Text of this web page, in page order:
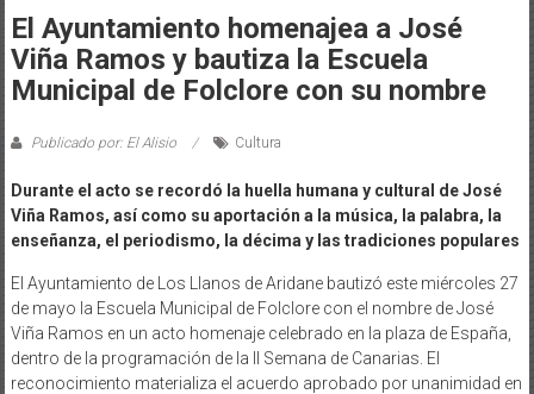
El Ayuntamiento homenajea a José
Viña Ramos y bautiza la Escuela
Municipal de Folclore con su nombre
Publicado por: El Alisio Cultura
Durante el acto se recordó la huella humana y cultural de José
Viña Ramos, así como su aportación a la música, la palabra, la
enseñanza, el periodismo, la décima y las tradiciones populares
El Ayuntamiento de Los Llanos de Aridane bautizó este miércoles 27
de mayo la Escuela Municipal de Folclore con el nombre de José
Viña Ramos en un acto homenaje celebrado en la plaza de España,
dentro de la programación de la II Semana de Canarias. El
reconocimiento materializa el acuerdo aprobado por unanimidad en